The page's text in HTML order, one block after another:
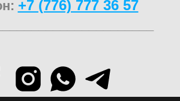
+7 (776) 777 36 57